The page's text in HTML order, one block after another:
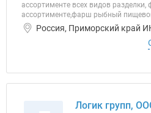
ассортименте всех видов
ассортименте,фарш рыбный
Россия, Приморский край
Логик групп,